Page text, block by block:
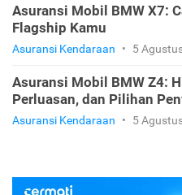
Asuransi Mobil BMW X7:
Flagship Kamu
Asuransi Kendaraan • 5
Asuransi Mobil BMW Z4:
Perluasan, dan Pilihan
Asuransi Kendaraan • 5